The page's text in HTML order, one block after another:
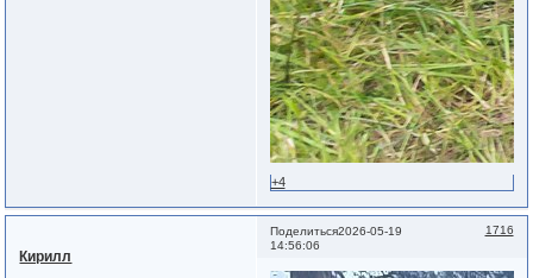
+4
Поделиться 1716
2026-05-19
14:56:06
Кирилл